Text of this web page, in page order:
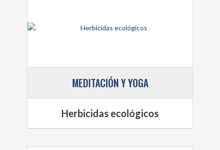
MEDITACIÓN Y YOGA
Herbicidas ecológicos